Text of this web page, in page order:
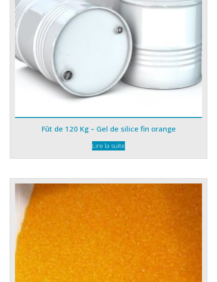
Fût de 120 Kg – Gel de silice fin orange
Lire la suite